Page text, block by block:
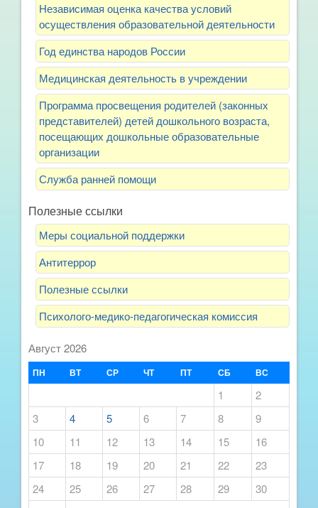
Независимая оценка качества условий
осуществления образовательной деятельности
Год единства народов России
Медицинская деятельность в учреждении
Программа просвещения родителей (законных
представителей) детей дошкольного возраста,
посещающих дошкольные образовательные
организации
Служба ранней помощи
Полезные ссылки
Меры социальной поддержки
Антитеррор
Полезные ссылки
Психолого-медико-педагогическая комиссия
Август 2026
ПН ВТ СР ЧТ ПТ СБ ВС
1
2
3
4 5 6 7 8
9
10
11 12 13 14 15
16
17
18 19 20 21 22
23
24
25 26 27 28 29
30